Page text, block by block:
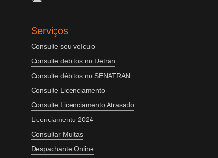
Serviços
Consulte seu veículo
Consulte débitos no Detran
Consulte débitos no SENATRAN
Consulte Licenciamento
Consulte Licenciamento Atrasado
Licenciamento 2024
Consultar Multas
Despachante Online